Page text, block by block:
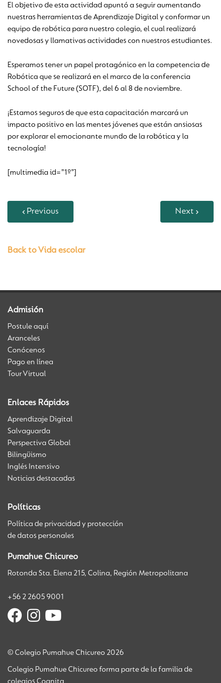
El objetivo de esta actividad apuntó a seguir aumentando
nuestras herramientas de Aprendizaje Digital y conformar un
equipo de robótica para nuestro colegio, el cual realizará
novedosas y llamativas actividades con nuestros estudiantes.
Esperamos tener un papel protagónico en la competencia de
Robótica que se realizará en el marco de la conferencia
School of the Future (SOTF), del 6 al 8 de noviembre.
¡Estamos seguros de que esta capacitación marcará un
impacto positivo en las mentes jóvenes que están ansiosas
por explorar el emocionante mundo de la robótica y la
tecnología!
[multimedia id=”1º”]
Previous Next
Back to Vida escolar
Admisión
Postule aquí
Aranceles
Conócenos
Pago en línea
Tour Virtual
Enlaces Rápidos
Aprendizaje Digital
Salvaguarda
Perspectiva Global
Bilingüismo
Inglés Intensivo
Noticias destacadas
Políticas
Política de privacidad y protección
de datos personales
Pumahue Chicureo
Rotonda Sta. Elena 215, Colina, Región Metropolitana
+56 2 2605 9001
© Colegio Pumahue Chicureo 2026
Colegio Pumahue Chicureo forma parte de la familia de